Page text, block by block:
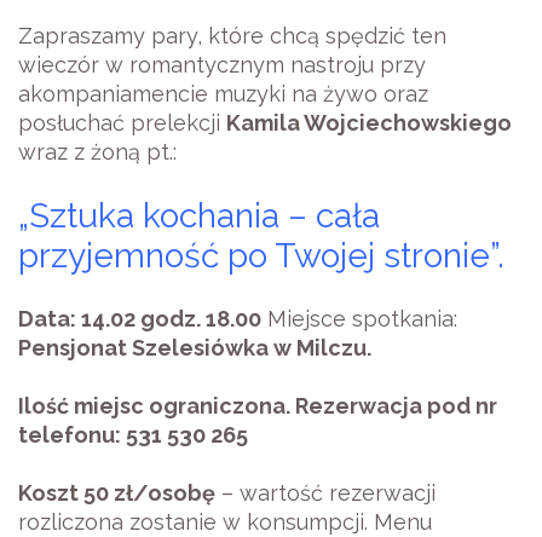
Zapraszamy pary, które chcą spędzić ten
wieczór w romantycznym nastroju przy
akompaniamencie muzyki na żywo oraz
posłuchać prelekcji Kamila Wojciechowskiego
wraz z żoną pt.:
„Sztuka kochania – cała
przyjemność po Twojej stronie”.
Data: 14.02 godz. 18.00 Miejsce spotkania:
Pensjonat Szelesiówka w Milczu.
Ilość miejsc ograniczona. Rezerwacja pod nr
telefonu: 531 530 265
Koszt 50 zł/osobę – wartość rezerwacji
rozliczona zostanie w konsumpcji. Menu